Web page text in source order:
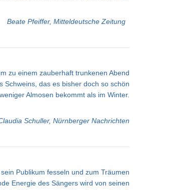
Beate Pfeiffer, Mitteldeutsche Zeitung
zu einem zauberhaft trunkenen Abend
Schweins, das es bisher doch so schön
Almosen bekommt als im Winter.
Schuller, Nürnberger Nachrichten
Publikum fesseln und zum Träumen
Energie des Sängers wird von seinen